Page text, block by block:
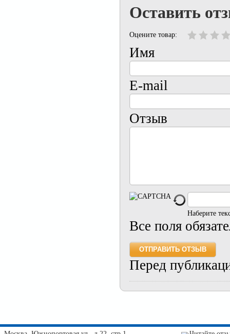
Оставить
Оцените товар:
Имя
E-mail
Отзыв
Наберите
Все поля
Перед